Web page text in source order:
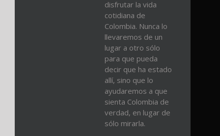
disfrutar la vida
cotidiana de
Colombia. Nunca lo
llevaremos de un
lugar a otro sólo
para que pueda
decir que ha estado
allí, sino que lo
ayudaremos a que
sienta Colombia de
verdad, en lugar de
sólo mirarla.